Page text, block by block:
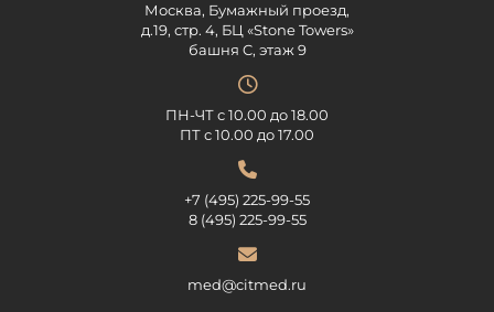
Москва, Бумажный проезд,
д.19, стр. 4, БЦ «Stone Towers»
башня C, этаж 9
ПН-ЧТ с 10.00 до 18.00
ПТ с 10.00 до 17.00
+7 (495) 225-99-55
8 (495) 225-99-55
med@citmed.ru